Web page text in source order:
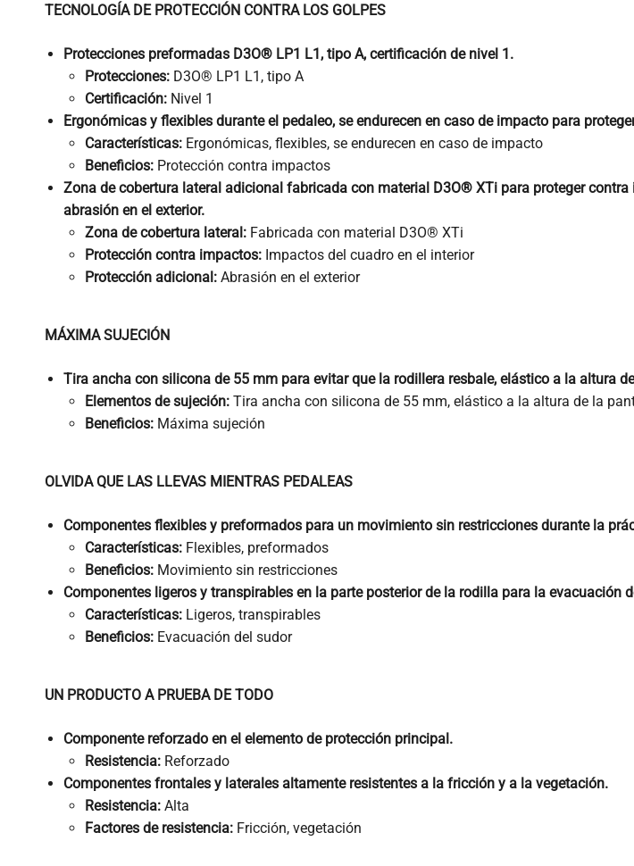
TECNOLOGÍA DE PROTECCIÓN CONTRA LOS GOLPES
Protecciones preformadas D3O® LP1 L1, tipo A, certificación de nivel 1.
Protecciones:D3O® LP1 L1, tipo A
Certificación:Nivel 1
Ergonómicas y flexibles durante el pedaleo, se endurecen en caso de impacto para
Características:Ergonómicas, flexibles, se endurecen en caso de impacto
Beneficios:Protección contra impactos
Zona de cobertura lateral adicional fabricada con material D3O® XTi para proteger
abrasión en el exterior.
Zona de cobertura lateral:Fabricada con material D3O® XTi
Protección contra impactos:Impactos del cuadro en el interior
Protección adicional:Abrasión en el exterior
MÁXIMA SUJECIÓN
Tira ancha con silicona de 55 mm para evitar que la rodillera resbale, elástico a la altura
Elementos de sujeción:Tira ancha con silicona de 55 mm, elástico a la altura de la
Beneficios:Máxima sujeción
OLVIDA QUE LAS LLEVAS MIENTRAS PEDALEAS
Componentes flexibles y preformados para un movimiento sin restricciones durante la
Características:Flexibles, preformados
Beneficios:Movimiento sin restricciones
Componentes ligeros y transpirables en la parte posterior de la rodilla para la evacuación
Características:Ligeros, transpirables
Beneficios:Evacuación del sudor
UN PRODUCTO A PRUEBA DE TODO
Componente reforzado en el elemento de protección principal.
Resistencia:Reforzado
Componentes frontales y laterales altamente resistentes a la fricción y a la vegetación.
Resistencia:Alta
Factores de resistencia:Fricción, vegetación